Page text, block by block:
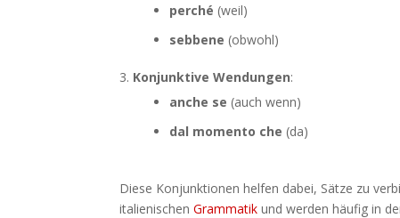
perché (weil)
sebbene (obwohl)
Konjunktive Wendungen:
anche se (auch wenn)
dal momento che (da)
Diese Konjunktionen helfen dabei, Sätze zu
italienischenGrammatik und werden häufig in